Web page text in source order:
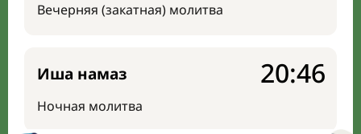
Вечерняя (закатная) молитва
Иша намаз
Ночная молитва
20:46